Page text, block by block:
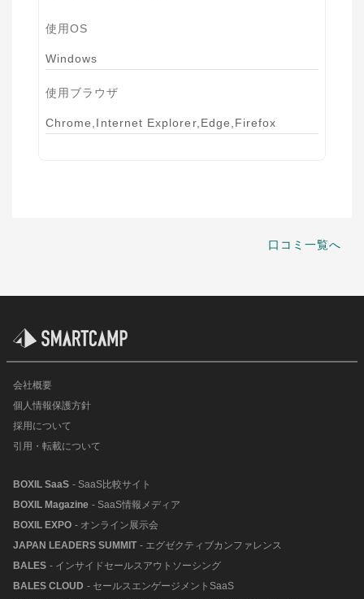
使用OS
Windows
使用ブラウザ
Chrome,Internet Explorer,Edge,Firefox
口コミ一覧へ
会社概要
個人情報保護方針
採用について
引用・転載について
BOXIL SaaS - SaaS比較サイト
BOXIL Magazine - SaaS情報メディア
BOXIL EXPO - オンライン展示会
JAPAN LEADERS SUMMIT - エグゼクティブカンファレンス
BALES - インサイドセールスアウトソーシング
BALES CLOUD - セールスエンゲージメントSaaS